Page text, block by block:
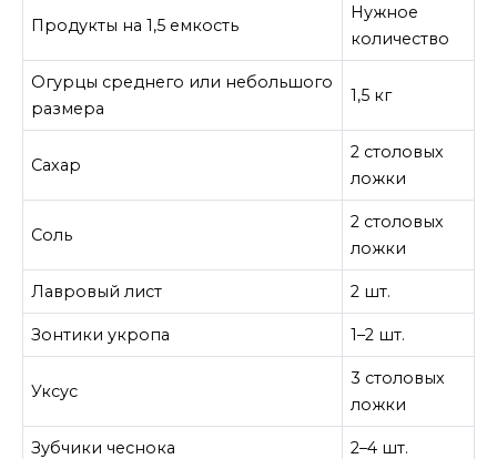
Продукты на 1,5 емкость
Нужное
количество
Огурцы среднего или небольшого
размера
1,5 кг
Сахар
2 столовых
ложки
Соль
2 столовых
ложки
Лавровый лист 2 шт.
Зонтики укропа 1–2 шт.
Уксус
3 столовых
ложки
Зубчики чеснока 2–4 шт.